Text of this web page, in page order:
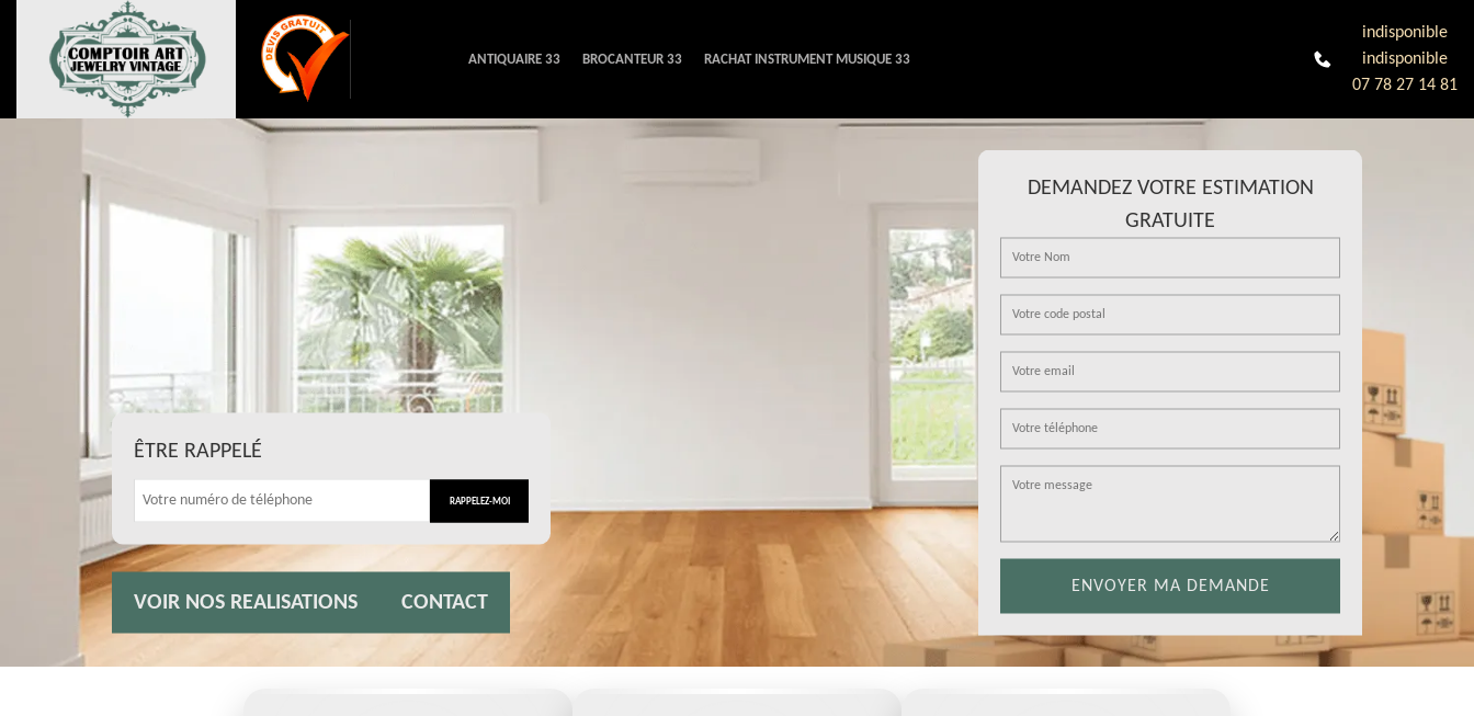
ANTIQUAIRE 33 BROCANTEUR 33 RACHAT INSTRUMENT MUSIQUE 33
indisponible
indisponible
07 78 27 14 81
ÊTRE RAPPELÉ
VOIR NOS REALISATIONS CONTACT
DEMANDEZ VOTRE ESTIMATION
GRATUITE